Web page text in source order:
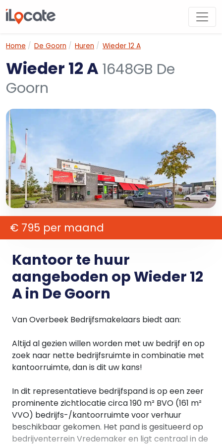
Home De Goorn Huren Wieder 12 A
Wieder 12 A 1648GB De
Goorn
€ 795 per maand
Kantoor te huur
aangeboden op Wieder 12
A in De Goorn
Van Overbeek Bedrijfsmakelaars biedt aan:
Altijd al gezien willen worden met uw bedrijf en op
zoek naar nette bedrijfsruimte in combinatie met
kantoorruimte, dan is dit uw kans!
In dit representatieve bedrijfspand is op een zeer
prominente zichtlocatie circa 190 m² BVO (161 m²
VVO) bedrijfs-/kantoorruimte voor verhuur
beschikbaar gekomen. Het pand is gesitueerd op
bedrijventerrein Vredemaker en ligt centraal in de